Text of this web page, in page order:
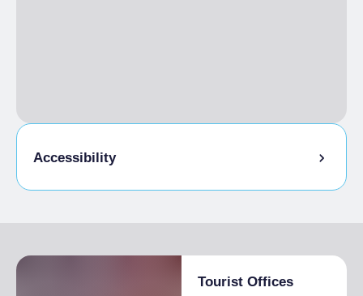
Accessibility
Tourist Offices